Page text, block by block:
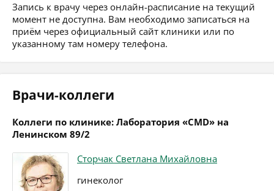
Запись к врачу через онлайн-расписание на текущий
момент не доступна. Вам необходимо записаться на
приём через официальный сайт клиники или по
указанному там номеру телефона.
Врачи-коллеги
Коллеги по клинике: Лаборатория «CMD» на
Ленинском 89/2
Сторчак Светлана Михайловна
гинеколог